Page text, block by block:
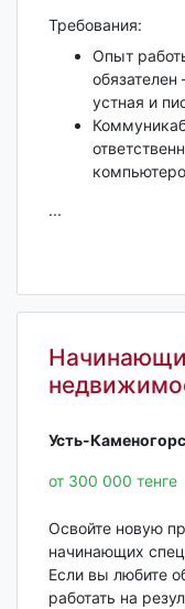
Требования:
Опыт
устная и
...
Усть-
от 300 000 тенге
Освойте новую
начинающих
Если вы любите
работать на